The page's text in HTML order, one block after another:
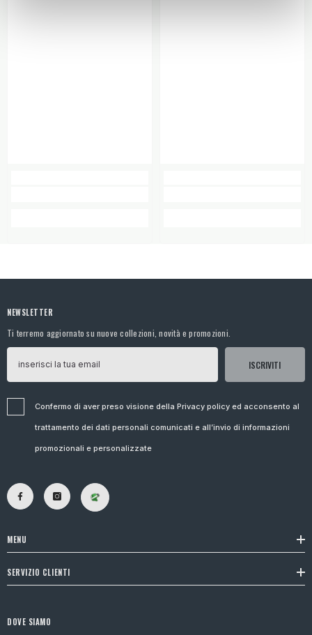
NEWSLETTER
Ti terremo aggiornato su nuove collezioni, novità e promozioni.
ISCRIVITI
Confermo di aver preso visione della Privacy policy ed acconsento al
trattamento dei dati personali comunicati e all’invio di informazioni
promozionali e personalizzate
MENU
SERVIZIO CLIENTI
DOVE SIAMO